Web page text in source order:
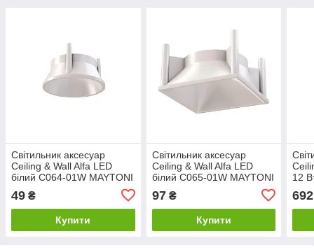
Світильник аксесуар
Ceiling & Wall Alfa LED
білий C064-01W MAYTONI
49 ₴
Купити
Світильник аксесуар
Ceiling & Wall Alfa LED
білий C065-01W MAYTONI
97₴
Купити
12
692